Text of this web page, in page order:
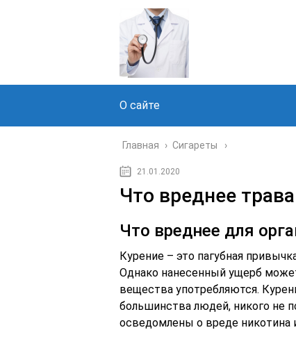
О сайте
Главная › Сигареты
21.01.2020
Что вреднее
Что вреднее для
Курение – это пагубная
Однако нанесенный ущерб
вещества употребляются.
большинства людей, никого не
осведомлены о вреде никотина